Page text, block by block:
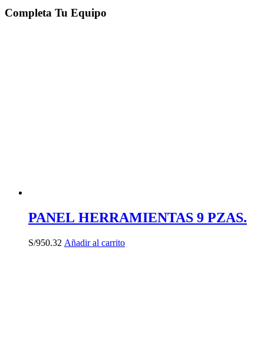
Completa Tu Equipo
PANEL HERRAMIENTAS 9 PZAS.
S/950.32 Añadir al carrito